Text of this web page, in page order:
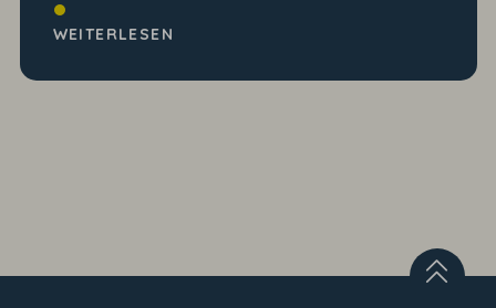
Wir haben wieder ein wundervolles
Erinnerungsgeschenk von 2 zauberhaften kleinen
WEITERLESEN